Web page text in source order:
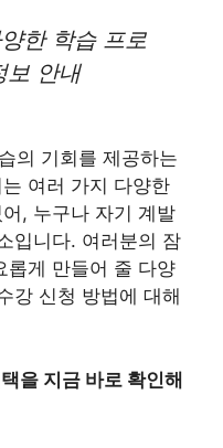
한 학습 프로
보 안내
의 기회를 제공하는
여러 가지 다양한
, 누구나 자기 계발
입니다. 여러분의 잠
롭게 만들어 줄 다양
강 신청 방법에 대해
을 지금 바로 확인해